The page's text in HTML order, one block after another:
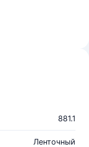
881.1
Ленточный